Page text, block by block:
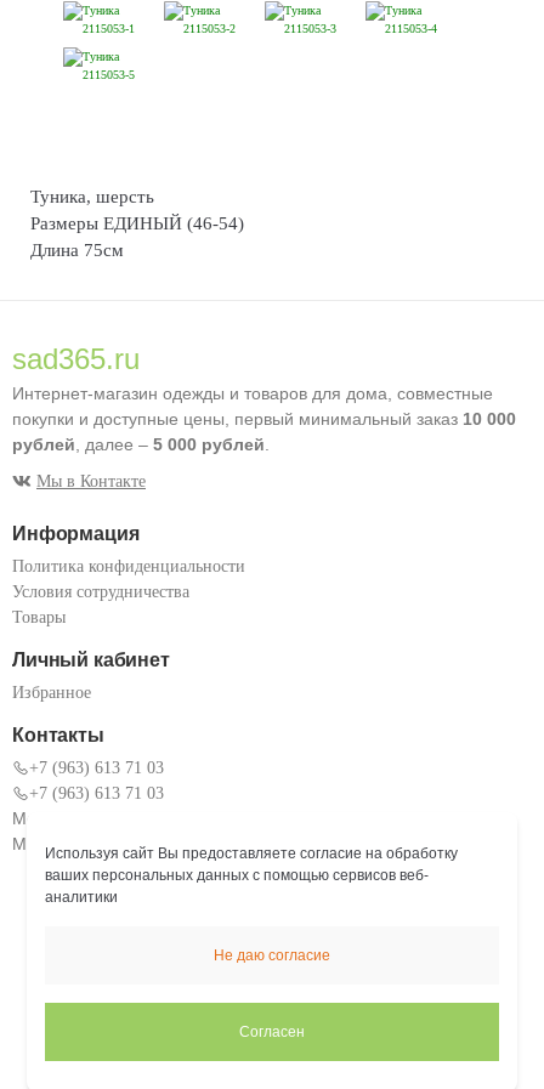
Туника, шерсть
Размеры ЕДИНЫЙ (46-54)
Длина 75см
sad365.ru
Интернет-магазин одежды и товаров для дома, совместные
покупки и доступные цены, первый минимальный заказ 10 000
рублей , далее – 5 000 рублей
Мы в Контакте
Информация
Политика конфиденциальности
Условия сотрудничества
Товары
Личный кабинет
Избранное
Контакты
+7 (963) 613 71 03
+7 (963) 613 71 03
Московская область, г. Коломна, ул. Окский проспект 101
Мы работаем: Пн. – Пт.: с 9:00 до 18:00
Используя сайт Вы предоставляете согласие на обработку
ваших персональных данных с помощью сервисов веб-
аналитики
Не даю согласие
Согласен